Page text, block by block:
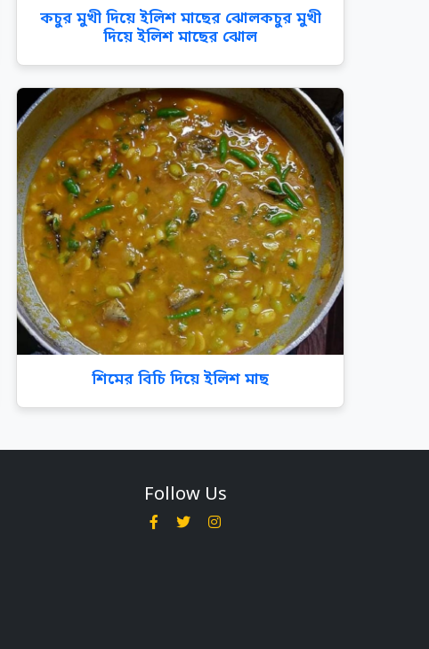
কচুর মুখী দিয়ে ইলিশ মাছের ঝোলকচুর মুখী
দিয়ে ইলিশ মাছের ঝোল
শিমের বিচি দিয়ে ইলিশ মাছ
Follow Us